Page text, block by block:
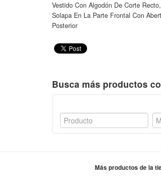
Vestido Con Algodón De Corte
Solapa En La Parte Frontal Con
Posterior
Busca más productos
Más productos de la